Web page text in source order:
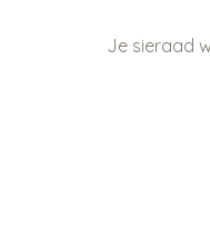
Je sieraad